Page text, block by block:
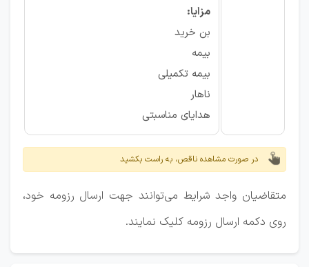
مزایا:
بن خرید
بیمه
بیمه تکمیلی
ناهار
هدایای مناسبتی
در صورت مشاهده ناقص، به راست بکشید
متقاضیان واجد شرایط می‌توانند جهت ارسال رزومه خود،
روی دکمه ارسال رزومه کلیک نمایند.